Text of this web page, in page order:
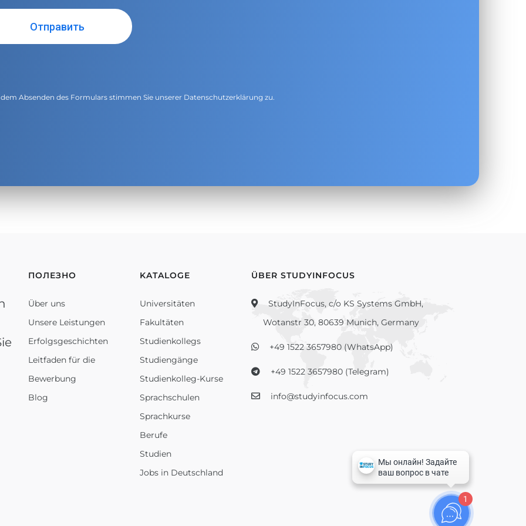
Absenden des Formulars stimmen Sie unserer Datenschutzerklärung zu.
ПОЛЕЗНО
Über uns
Unsere Leistungen
Erfolgsgeschichten
Leitfaden für die
Bewerbung
Blog
KATALOGE
Universitäten
Fakultäten
Studienkollegs
Studiengänge
Studienkolleg-Kurse
Sprachschulen
Sprachkurse
Berufe
Studien
Jobs in Deutschland
ÜBER STUDYINFOCUS
StudyInFocus, c/o KS Systems GmbH,
Wotanstr 30, 80639 Munich, Germany
+49 1522 3657980 (WhatsApp)
+49 1522 3657980 (Telegram)
info@studyinfocus.com
1